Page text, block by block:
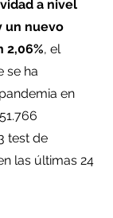
a nivel
un nuevo
2,06%, el
se ha
en
test de
las últimas 24